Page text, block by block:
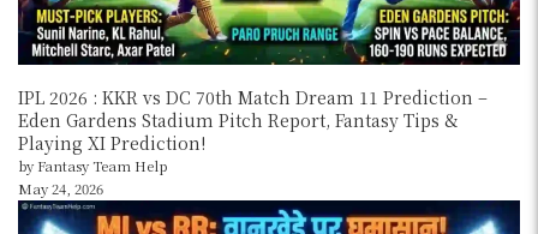
IPL 2026 : KKR vs DC 70th Match Dream 11 Prediction –
Eden Gardens Stadium Pitch Report, Fantasy Tips &
Playing XI Prediction!
by Fantasy Team Help
May 24, 2026